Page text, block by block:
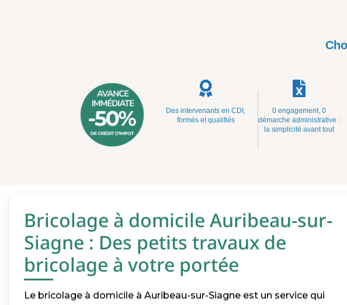
Des intervenants en CDI,
formés et qualifiés
0 engagement, 0
démarche administrative :
la simplicité avant tout
Bricolage à domicile Auribeau-sur-
Siagne : Des petits travaux de
bricolage à votre portée
Le bricolage à domicile à Auribeau-sur-Siagne est un service qui